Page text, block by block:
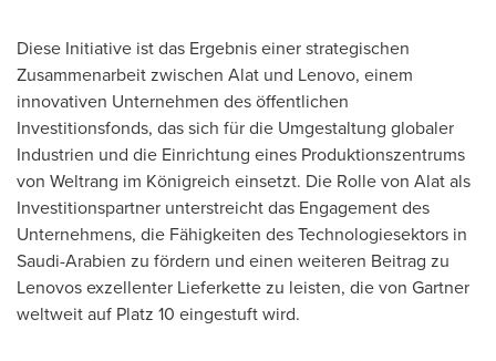
Diese Initiative ist das Ergebnis einer strategischen
Zusammenarbeit zwischen Alat und Lenovo, einem
innovativen Unternehmen des öffentlichen
Investitionsfonds, das sich für die Umgestaltung globaler
Industrien und die Einrichtung eines Produktionszentrums
von Weltrang im Königreich einsetzt. Die Rolle von Alatals
Investitionspartner unterstreicht das Engagement des
Unternehmens, die Fähigkeiten des Technologiesektors in
Saudi-Arabien zu fördern und einen weiteren Beitrag zu
Lenovos exzellenter Lieferkette zu leisten, die von Gartner
weltweit auf Platz 10 eingestuft wird.